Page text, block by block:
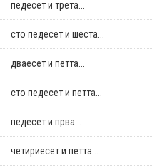
педесет и трета...
сто педесет и шеста...
дваесет и петта...
сто педесет и петта...
педесет и прва...
четириесет и петта...